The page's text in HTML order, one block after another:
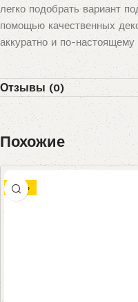
легко подобрать вариант
помощью качественных
аккуратно и по-настоящему
Отзывы (0)
Похожие
-17%